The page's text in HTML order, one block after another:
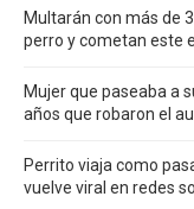
Multarán con más de
perro y cometan este
Mujer que paseaba a
años que robaron el
Perrito viaja como
vuelve viral en redes